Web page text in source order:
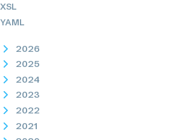
XSL
YAML
2026
2025
2024
2023
2022
2021